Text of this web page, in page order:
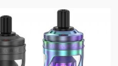
Co., Ltd.
Park,
Bao'an District